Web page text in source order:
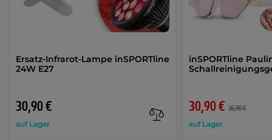
Ersatz-Infrarot-Lampe inSPORTline
24W E27
30,90 €
auf Lager
inSPORTline
30,90 € 36,90 €
auf Lager